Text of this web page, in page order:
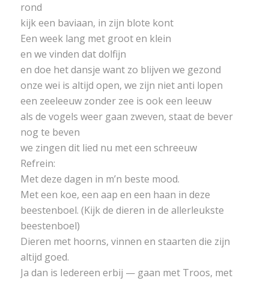
rond
kijk een baviaan, in zijn blote kont
Een week lang met groot en klein
en we vinden dat dolfijn
en doe het dansje want zo blijven we gezond
onze wei is altijd open, we zijn niet anti lopen
een zeeleeuw zonder zee is ook een leeuw
als de vogels weer gaan zweven, staat de bever
nog te beven
we zingen dit lied nu met een schreeuw
Refrein:
Met deze dagen in m’n beste mood.
Met een koe, een aap en een haan in deze
beestenboel. (Kijk de dieren in de allerleukste
beestenboel)
Dieren met hoorns, vinnen en staarten die zijn
altijd goed.
Ja dan is Iedereen erbij — gaan met Troos, met